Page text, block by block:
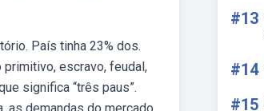
País tinha 23% dos.
escravo, feudal,
significa “três paus”.
#13
#14
#15